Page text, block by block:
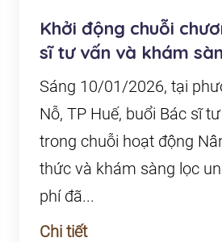
Khởi động chuỗi
sĩ tư vấn và khám
thư vú miễn...
Sáng 10/01/2026, tại
Nỗ, TP Huế, buổi Bác sĩ
trong chuỗi hoạt động
thức và khám sàng lọc
phí đã...
Chi tiết